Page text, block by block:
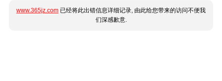
www.365jz.com 已经将此出错信息详细记录, 由此给您带来的访问不便我
们深感歉意.